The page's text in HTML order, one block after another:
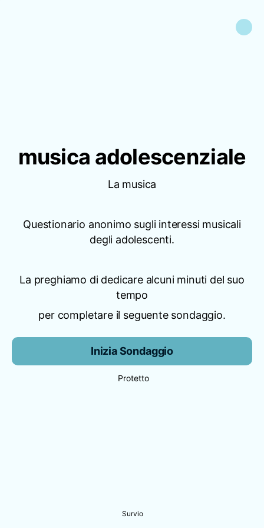
musica adolescenziale
La musica
Questionario anonimo sugli interessi musicali
degli adolescenti.
La preghiamo di dedicare alcuni minuti del suo
tempo
per completare il seguente sondaggio.
Inizia Sondaggio
Protetto
Survio